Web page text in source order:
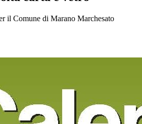
il Comune di Marano Marchesato